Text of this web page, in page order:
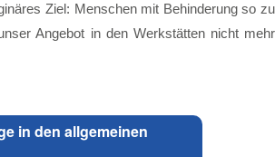
Ziel: Menschen mit Behinderung so zu
Angebot in den Werkstätten nicht mehr
in den allgemeinen